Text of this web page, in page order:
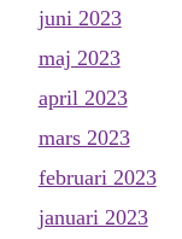
juni 2023
maj 2023
april 2023
mars 2023
februari 2023
januari 2023